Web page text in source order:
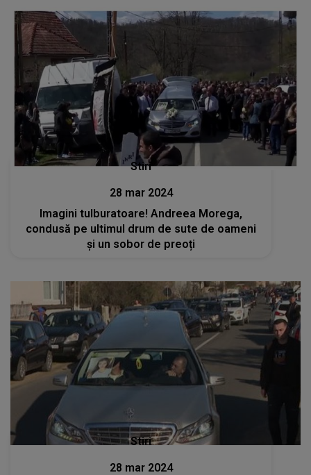
Stiri
28 mar 2024
Imagini tulburatoare! Andreea Morega,
condusă pe ultimul drum de sute de oameni
și un sobor de preoți
Stiri
28 mar 2024